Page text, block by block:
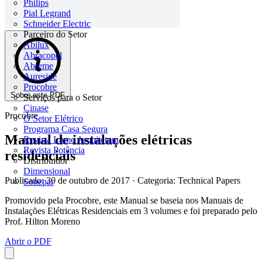
Philips
Pial Legrand
Schneider Electric
Parceiro do Setor
Abilux
Abracopel
Abreme
Aureside
Procobre
Serviços para o Setor
Cinase
O Setor Elétrico
Programa Casa Segura
Revista Lume Arquitetura
Revista Potência
Distribuidor
Dimensional
Sonepar
Sobre este PDF
Procobre
Manual de instalações elétricas
residenciais
Publicado: 30 de outubro de 2017 · Categoria: Technical Papers
Promovido pela Procobre, este Manual se baseia nos Manuais de
Instalações Elétricas Residenciais em 3 volumes e foi preparado pelo
Prof. Hilton Moreno
Abrir o PDF